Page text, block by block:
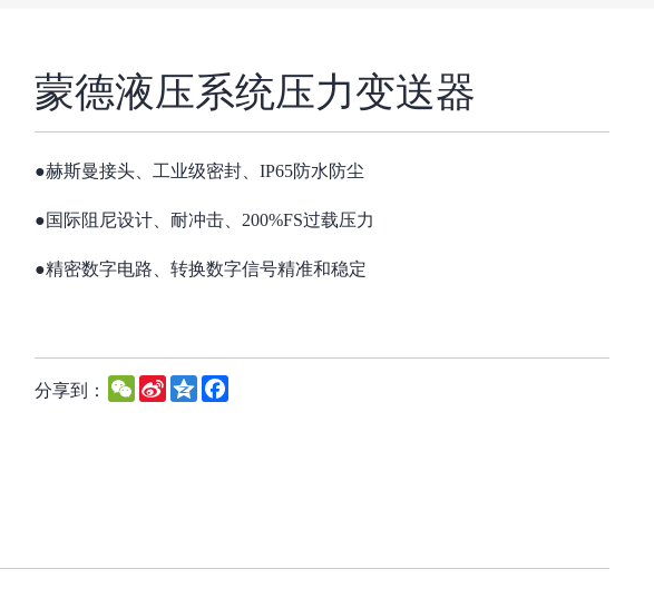
蒙德液压系统压力变送器
●赫斯曼接头、工业级密封、IP65防水防尘
●国际阻尼设计、耐冲击、200%FS过载压力
●精密数字电路、转换数字信号精准和稳定
分享到： WeChat
Sina
Weibo
QzoneFacebook